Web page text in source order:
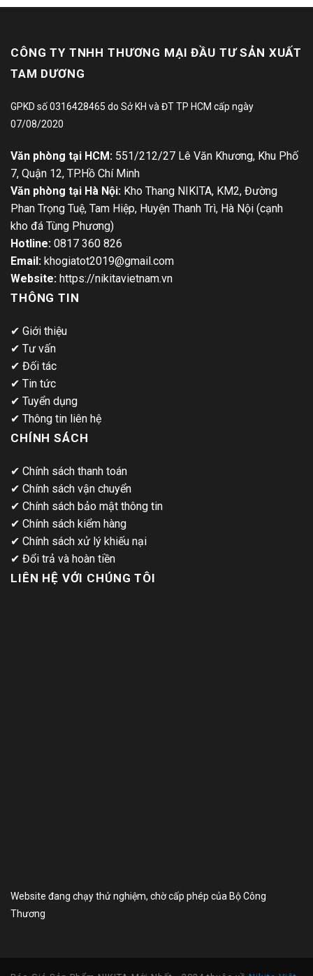
CÔNG TY TNHH THƯƠNG MẠI ĐẦU TƯ SẢN XUẤT
TAM DƯƠNG
GPKD số 0316428465 do Sở KH và ĐT TP HCM cấp ngày
07/08/2020
Văn phòng tại HCM: 551/212/27 Lê Văn Khương, Khu Phố
7, Quận 12, TP.Hồ Chí Minh
Văn phòng tại Hà Nội: Kho Thang NIKITA, KM2, Đường
Phan Trọng Tuệ, Tam Hiệp, Huyện Thanh Trì, Hà Nội (cạnh
kho đá Tùng Phương)
Hotline: 0817 360 826
Email: khogiatot2019@gmail.com
Website: https://nikitavietnam.vn
THÔNG TIN
✔ Giới thiệu
✔ Tư vấn
✔ Đối tác
✔ Tin tức
✔ Tuyển dụng
✔ Thông tin liên hệ
CHÍNH SÁCH
✔ Chính sách thanh toán
✔ Chính sách vận chuyển
✔ Chính sách bảo mật thông tin
✔ Chính sách kiểm hàng
✔ Chính sách xử lý khiếu nại
✔ Đổi trả và hoàn tiền
LIÊN HỆ VỚI CHÚNG TÔI
Website đang chạy thử nghiệm, chờ cấp phép của Bộ Công
Thương